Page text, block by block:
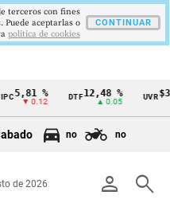
5,81 %
▼ 0.12
DTF12,48 %
▲ 0.05
UVR
no no
person search
de 2026
terceros con fines
Puede aceptarlas o
politica de cookies
CONTINUAR